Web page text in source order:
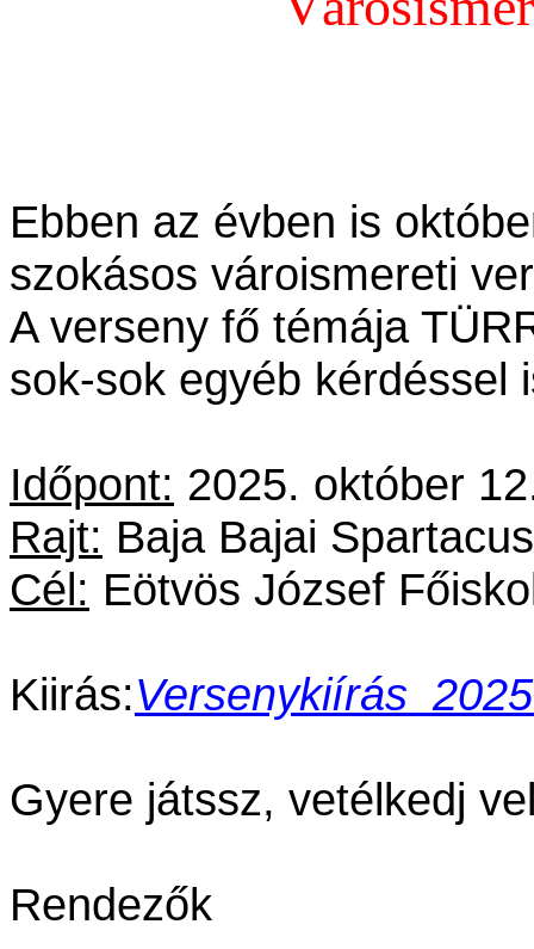
Ebben az évben is
szokásos vároismereti
A verseny fő témája
sok-sok egyéb kérdéssel
Időpont: 2025. október
Rajt: Baja Bajai
Cél: Eötvös József
Kiirás:
Gyere játssz, vetélkedj
Rendezők